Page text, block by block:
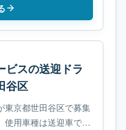
ビスの送迎ドラ
谷区
東京都世田谷区で募集
使用車種は送迎車で